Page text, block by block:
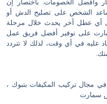
الشخص على تصليح الدش أو
أي عطل أخر يحدث خلال مرحلة
على توفير أفضل فريق عمل
عليه في أي وقت، لذلك لا تتردد
مجال تركيب المكيفات بتبوك ،
سمارت